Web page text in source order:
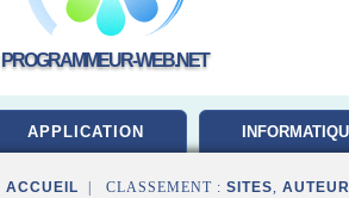
PROGRAMMEUR-WEB.NET
APPLICATION
ACCUEIL | CLASSEMENT : SITES,